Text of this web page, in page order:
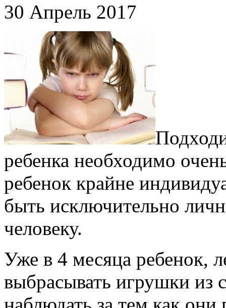
30 Апрель 2017
ребенка необходимо
ребенок крайне
быть исключительно
человеку.
Уже в 4 месяца ребенок,
выбрасывать игрушки из